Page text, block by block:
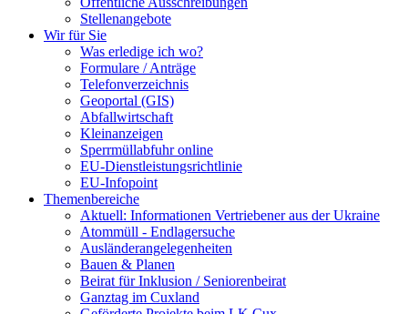
Stellenangebote
Wir für Sie
Was erledige ich wo?
Formulare / Anträge
Telefonverzeichnis
Geoportal (GIS)
Abfallwirtschaft
Kleinanzeigen
Sperrmüllabfuhr online
EU-Dienstleistungsrichtlinie
EU-Infopoint
Themenbereiche
Aktuell: Informationen Vertriebener aus der Ukraine
Atommüll - Endlagersuche
Ausländerangelegenheiten
Bauen & Planen
Beirat für Inklusion / Seniorenbeirat
Ganztag im Cuxland